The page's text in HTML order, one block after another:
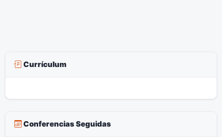
Currículum
Conferencias Seguidas